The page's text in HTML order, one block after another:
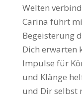
Welten
Carina führt
Begeisterung
Dich erwarten
Impulse für
und Klänge
und Dir selbst